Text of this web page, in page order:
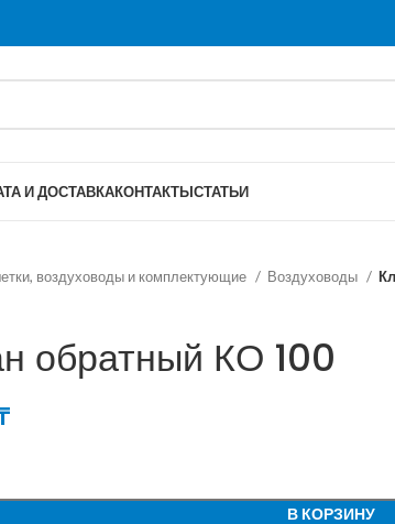
И ДОСТАВКАКОНТАКТЫСТАТЬИ
воздуховоды и комплектующие Воздуховоды
обратный КО 100
В КОРЗИНУ